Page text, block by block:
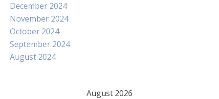
December 2024
November 2024
October 2024
September 2024
August 2024
August 2026